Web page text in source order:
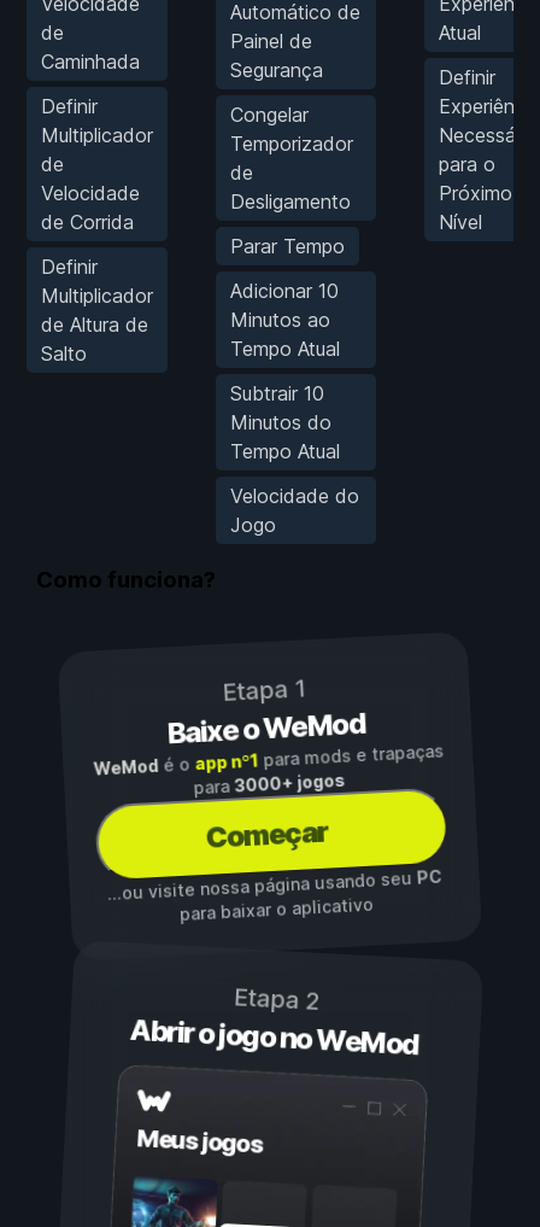
de
Caminhada
Definir
Multiplicador
de
Velocidade
de Corrida
Definir
Multiplicador
de Altura de
Salto
Automático de
Painel de
Segurança
Congelar
Temporizador
de
Desligamento
Parar Tempo
Adicionar 10
Minutos ao
Tempo Atual
Subtrair 10
Minutos do
Tempo Atual
Velocidade do
Jogo
Atual
Definir
Experiência
Necessária
para o
Próximo
Nível
Como funciona?
Etapa 1
Baixe o WeMod
WeModé o app nº1para mods e trapaças
para3000+ jogos
Começar
...ou visite nossa página usando seuPC
para baixar o aplicativo
Etapa 2
Abrir o jogo no WeMod
Meus jogos